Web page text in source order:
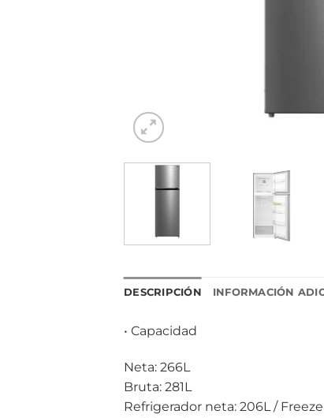
DESCRIPCIÓN INFORMACIÓN
• Capacidad
Neta: 266L
Bruta: 281L
Refrigerador neta: 206L /